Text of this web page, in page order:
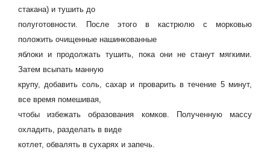
стакана) и тушить до
полуготовности. После этого в кастрюлю с морковью
положить очищенные нашинкованные
яблоки и продолжать тушить, пока они не станут мягкими.
Затем всыпать манную
крупу, добавить соль, сахар и проварить в течение 5 минут,
все время помешивая,
чтобы избежать образования комков. Полученную массу
охладить, разделать в виде
котлет, обвалять в сухарях и запечь.